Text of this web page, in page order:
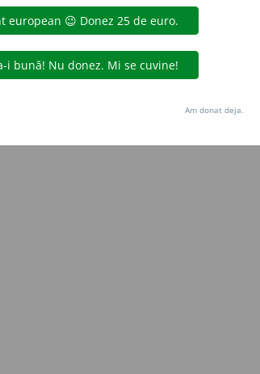
2026 dexonline (https://dexonline.ro)
inclusiv prin orice metode de extragere automată
cu excepția seturilor de date oferite oficial spre utilizare
Hosterion
Am donat deja.